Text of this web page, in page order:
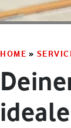
HOME »